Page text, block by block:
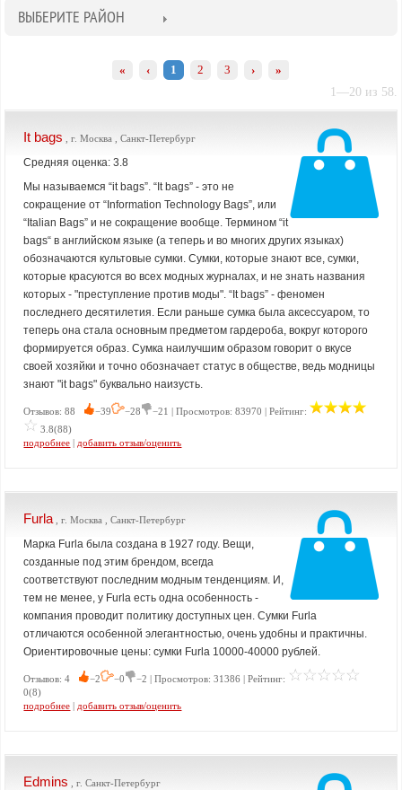
ВЫБЕРИТЕ РАЙОН
« ‹ 1 2 3 ›
»
1—20 из 58.
It bags , г. Москва , Санкт-Петербург
Средняя оценка: 3.8
Мы называемся “it bags”. “It bags” - это не
сокращение от “Information Technology Bags”, или
“Italian Bags” и не сокращение вообще. Термином “it
bags“ в английском языке (а теперь и во многих других языках)
обозначаются культовые сумки. Сумки, которые знают все, сумки,
которые красуются во всех модных журналах, и не знать названия
которых - "преступление против моды". “It bags” - феномен
последнего десятилетия. Если раньше сумка была аксессуаром, то
теперь она стала основным предметом гардероба, вокруг которого
формируется образ. Сумка наилучшим образом говорит о вкусе
своей хозяйки и точно обозначает статус в обществе, ведь модницы
знают "it bags" буквально наизусть.
Отзывов: 88 −39 −28
−21 | Просмотров: 83970 | Рейтинг:
3.8(88)
подробнее | добавить отзыв/оценить
Furla , г. Москва , Санкт-Петербург
Марка Furla была создана в 1927 году. Вещи,
созданные под этим брендом, всегда
соответствуют последним модным тенденциям. И,
тем не менее, у Furla есть одна особенность -
компания проводит политику доступных цен. Cумки Furla
отличаются особенной элегантностью, очень удобны и практичны.
Ориентировочные цены: сумки Furla 10000-40000 рублей.
Отзывов: 4 −2 −0
−2 | Просмотров: 31386 | Рейтинг:
0(8)
подробнее | добавить отзыв/оценить
Edmins , г. Санкт-Петербург